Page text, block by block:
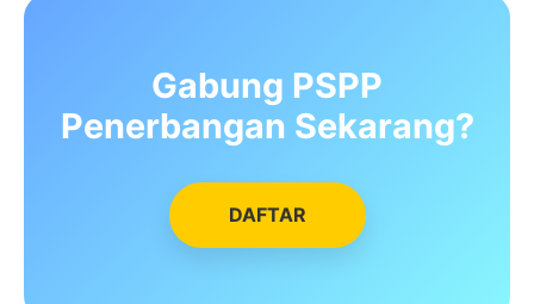
Gabung PSPP
Penerbangan Sekarang?
DAFTAR